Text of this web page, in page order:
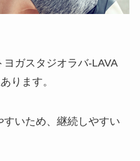
ヨガスタジオラバ-LAVA
ります。
いため、継続しやすい